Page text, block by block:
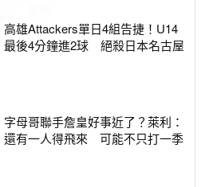
高雄Attackers單日4組告捷！U14
最後4分鐘進2球 絕殺日本名古屋
字母哥聯手詹皇好事近了？萊利：
還有一人得飛來 可能不只打一季